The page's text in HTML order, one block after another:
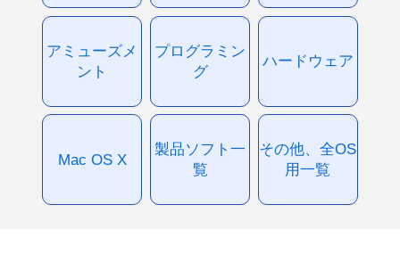
アミューズメ
ント
プログラミン
グ
ハードウェア
Mac OS X
製品ソフト一
覧
その他、全OS
用一覧